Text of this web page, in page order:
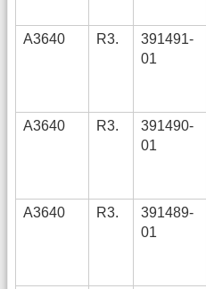
A3640 R3.
391491-
01
A3640 R3.
391490-
01
A3640 R3.
391489-
01